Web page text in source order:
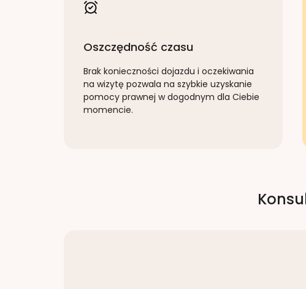
Oszczędność czasu
Brak konieczności dojazdu i oczekiwania
na wizytę pozwala na szybkie uzyskanie
pomocy prawnej w dogodnym dla Ciebie
momencie.